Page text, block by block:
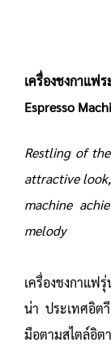
เครื่องชงกาแฟ
Espresso
Restling of
attractive
machine
melody
เครื่องชงกาแฟ
น่า ประเทศอิต
มือตามสไตล์อิต